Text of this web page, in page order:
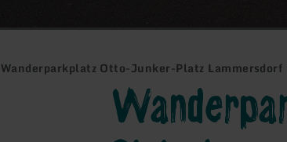
Wanderparkplatz Otto-Junker-Platz Lammersdorf